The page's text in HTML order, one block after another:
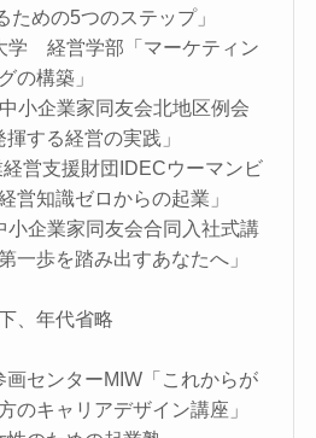
ための5つのステップ」
経営学部「マーケティン
グの構築」
小企業家同友会北地区例会
揮する経営の実践」
営支援財団IDECウーマンビ
営知識ゼロからの起業」
企業家同友会合同入社式講
一歩を踏み出すあなたへ」
、年代省略
センターMIW「これからが
のキャリアデザイン講座」